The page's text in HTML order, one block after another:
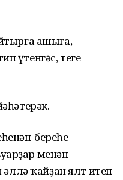
ашыға,
үтенгәс, теге
береһе
менән
ҡайҙан ялт итеп